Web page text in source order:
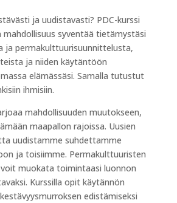
ja uudistavasti? PDC-kurssi
syventää tietämystäsi
ja permakulttuurisuunnittelusta,
ja niiden käytäntöön
elämässäsi. Samalla tutustut
ihmisiin.
mahdollisuuden muutokseen,
maapallon rajoissa. Uusien
uudistamme suhdettamme
ja toisiimme. Permakulttuuristen
muokata toimintaasi luonnon
Kurssilla opit käytännön
edistämiseksi